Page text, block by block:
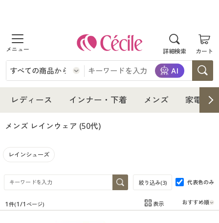
詳細検索 カート
商品を探す
レディース
レディースファッション
女性下着
インナー・下着
インナー・下着通販すべて
女性下着
メンズ下着
ジュニア・ティーンズ下着
メンズ
メンズ通販すべて
メンズファッション
メンズ下着
家電・雑貨
家電・雑貨すべて
家電
寝具・インテリア・家具
寝具・インテリア・家具通販すべて
美容・健康
レディース インナー・下着 メンズ 家電・
メンズ レインウェア (50代)
レインシューズ
絞り込み(3) 代表色のみ
在庫 在庫のある商品のみ表示
1 件(1/1 ページ) 表示